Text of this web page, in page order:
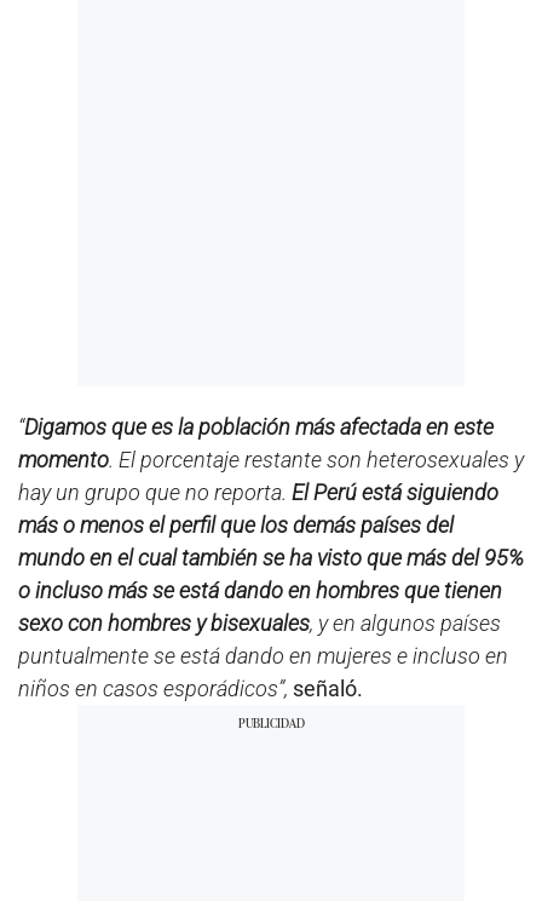
“Digamos que es la población más afectada en este
momento. El porcentaje restante son heterosexuales y
hay un grupo que no reporta. El Perú está siguiendo
más o menos el perfil que los demás países del
mundo en el cual también se ha visto que más del 95%
o incluso más se está dando en hombres que tienen
sexo con hombres y bisexuales, y en algunos países
puntualmente se está dando en mujeres e incluso en
niños en casos esporádicos”, señaló.